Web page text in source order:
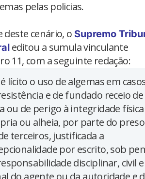
pelas policias.
deste cenário, o Supremo
editou a sumula vinculante
11, com a seguinte redação:
lícito o uso de algemas em
e de fundado receio de
ou de perigo à integridade física
ou alheia, por parte do preso
terceiros, justificada a
por escrito, sob
disciplinar, civil e
do agente ou da autoridade e